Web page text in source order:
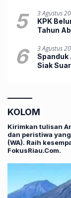
5 3 Agustus
KPK
Tahun
6 3 Agustus
Spanduk
Siak
KOLOM
Kirimkan tulisan
dan peristiwa
(WA). Raih
FokusRiau.Com.